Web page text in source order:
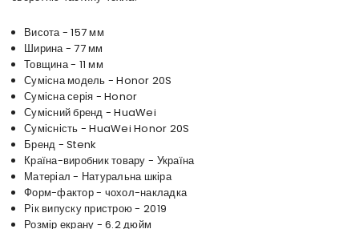
Висота - 157 мм
Ширина - 77 мм
Товщина - 11 мм
Сумісна модель - Honor 20S
Сумісна серія - Honor
Сумісний бренд - HuaWei
Сумісність - HuaWei Honor 20S
Бренд - Stenk
Країна-виробник товару - Україна
Матеріал - Натуральна шкіра
Форм-фактор - чохол-накладка
Рік випуску пристрою - 2019
Розмір екрану - 6.2 дюйм